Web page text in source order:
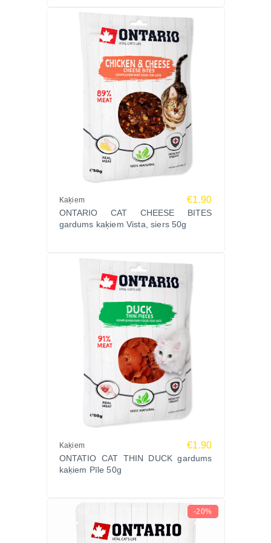
savu mīluli ar veselīgu un garšīgu uzkodu! Ātra
piegāde visā Latvijā un laba cena!
Kaķiem €1.90
ONTARIO CAT CHEESE BITES
gardums kaķiem Vista, siers 50g
Kaķiem €1.90
ONTATIO CAT THIN DUCK gardums
kaķiem Pīle 50g
-20%